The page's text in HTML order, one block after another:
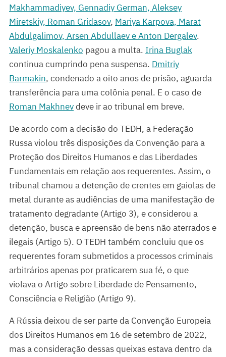
Makhammadiyev, Gennadiy German, Aleksey
Miretskiy, Roman Gridasov, Mariya Karpova, Marat
Abdulgalimov, Arsen Abdullaev e Anton Dergalev.
Valeriy Moskalenko pagou a multa. Irina Buglak
continua cumprindo pena suspensa. Dmitriy
Barmakin, condenado a oito anos de prisão, aguarda
transferência para uma colônia penal. E o caso de
Roman Makhnevdeve ir ao tribunal em breve.
De acordo com a decisão do TEDH, a Federação
Russa violou três disposições da Convenção para a
Proteção dos Direitos Humanos e das Liberdades
Fundamentais em relação aos requerentes. Assim, o
tribunal chamou a detenção de crentes em gaiolas de
metal durante as audiências de uma manifestação de
tratamento degradante (Artigo 3), e considerou a
detenção, busca e apreensão de bens não aterrados e
ilegais (Artigo 5). O TEDH também concluiu que os
requerentes foram submetidos a processos criminais
arbitrários apenas por praticarem sua fé, o que
violava o Artigo sobre Liberdade de Pensamento,
Consciência e Religião (Artigo 9).
A Rússia deixou de ser parte da Convenção Europeia
dos Direitos Humanos em 16 de setembro de 2022,
mas a consideração dessas queixas estava dentro da